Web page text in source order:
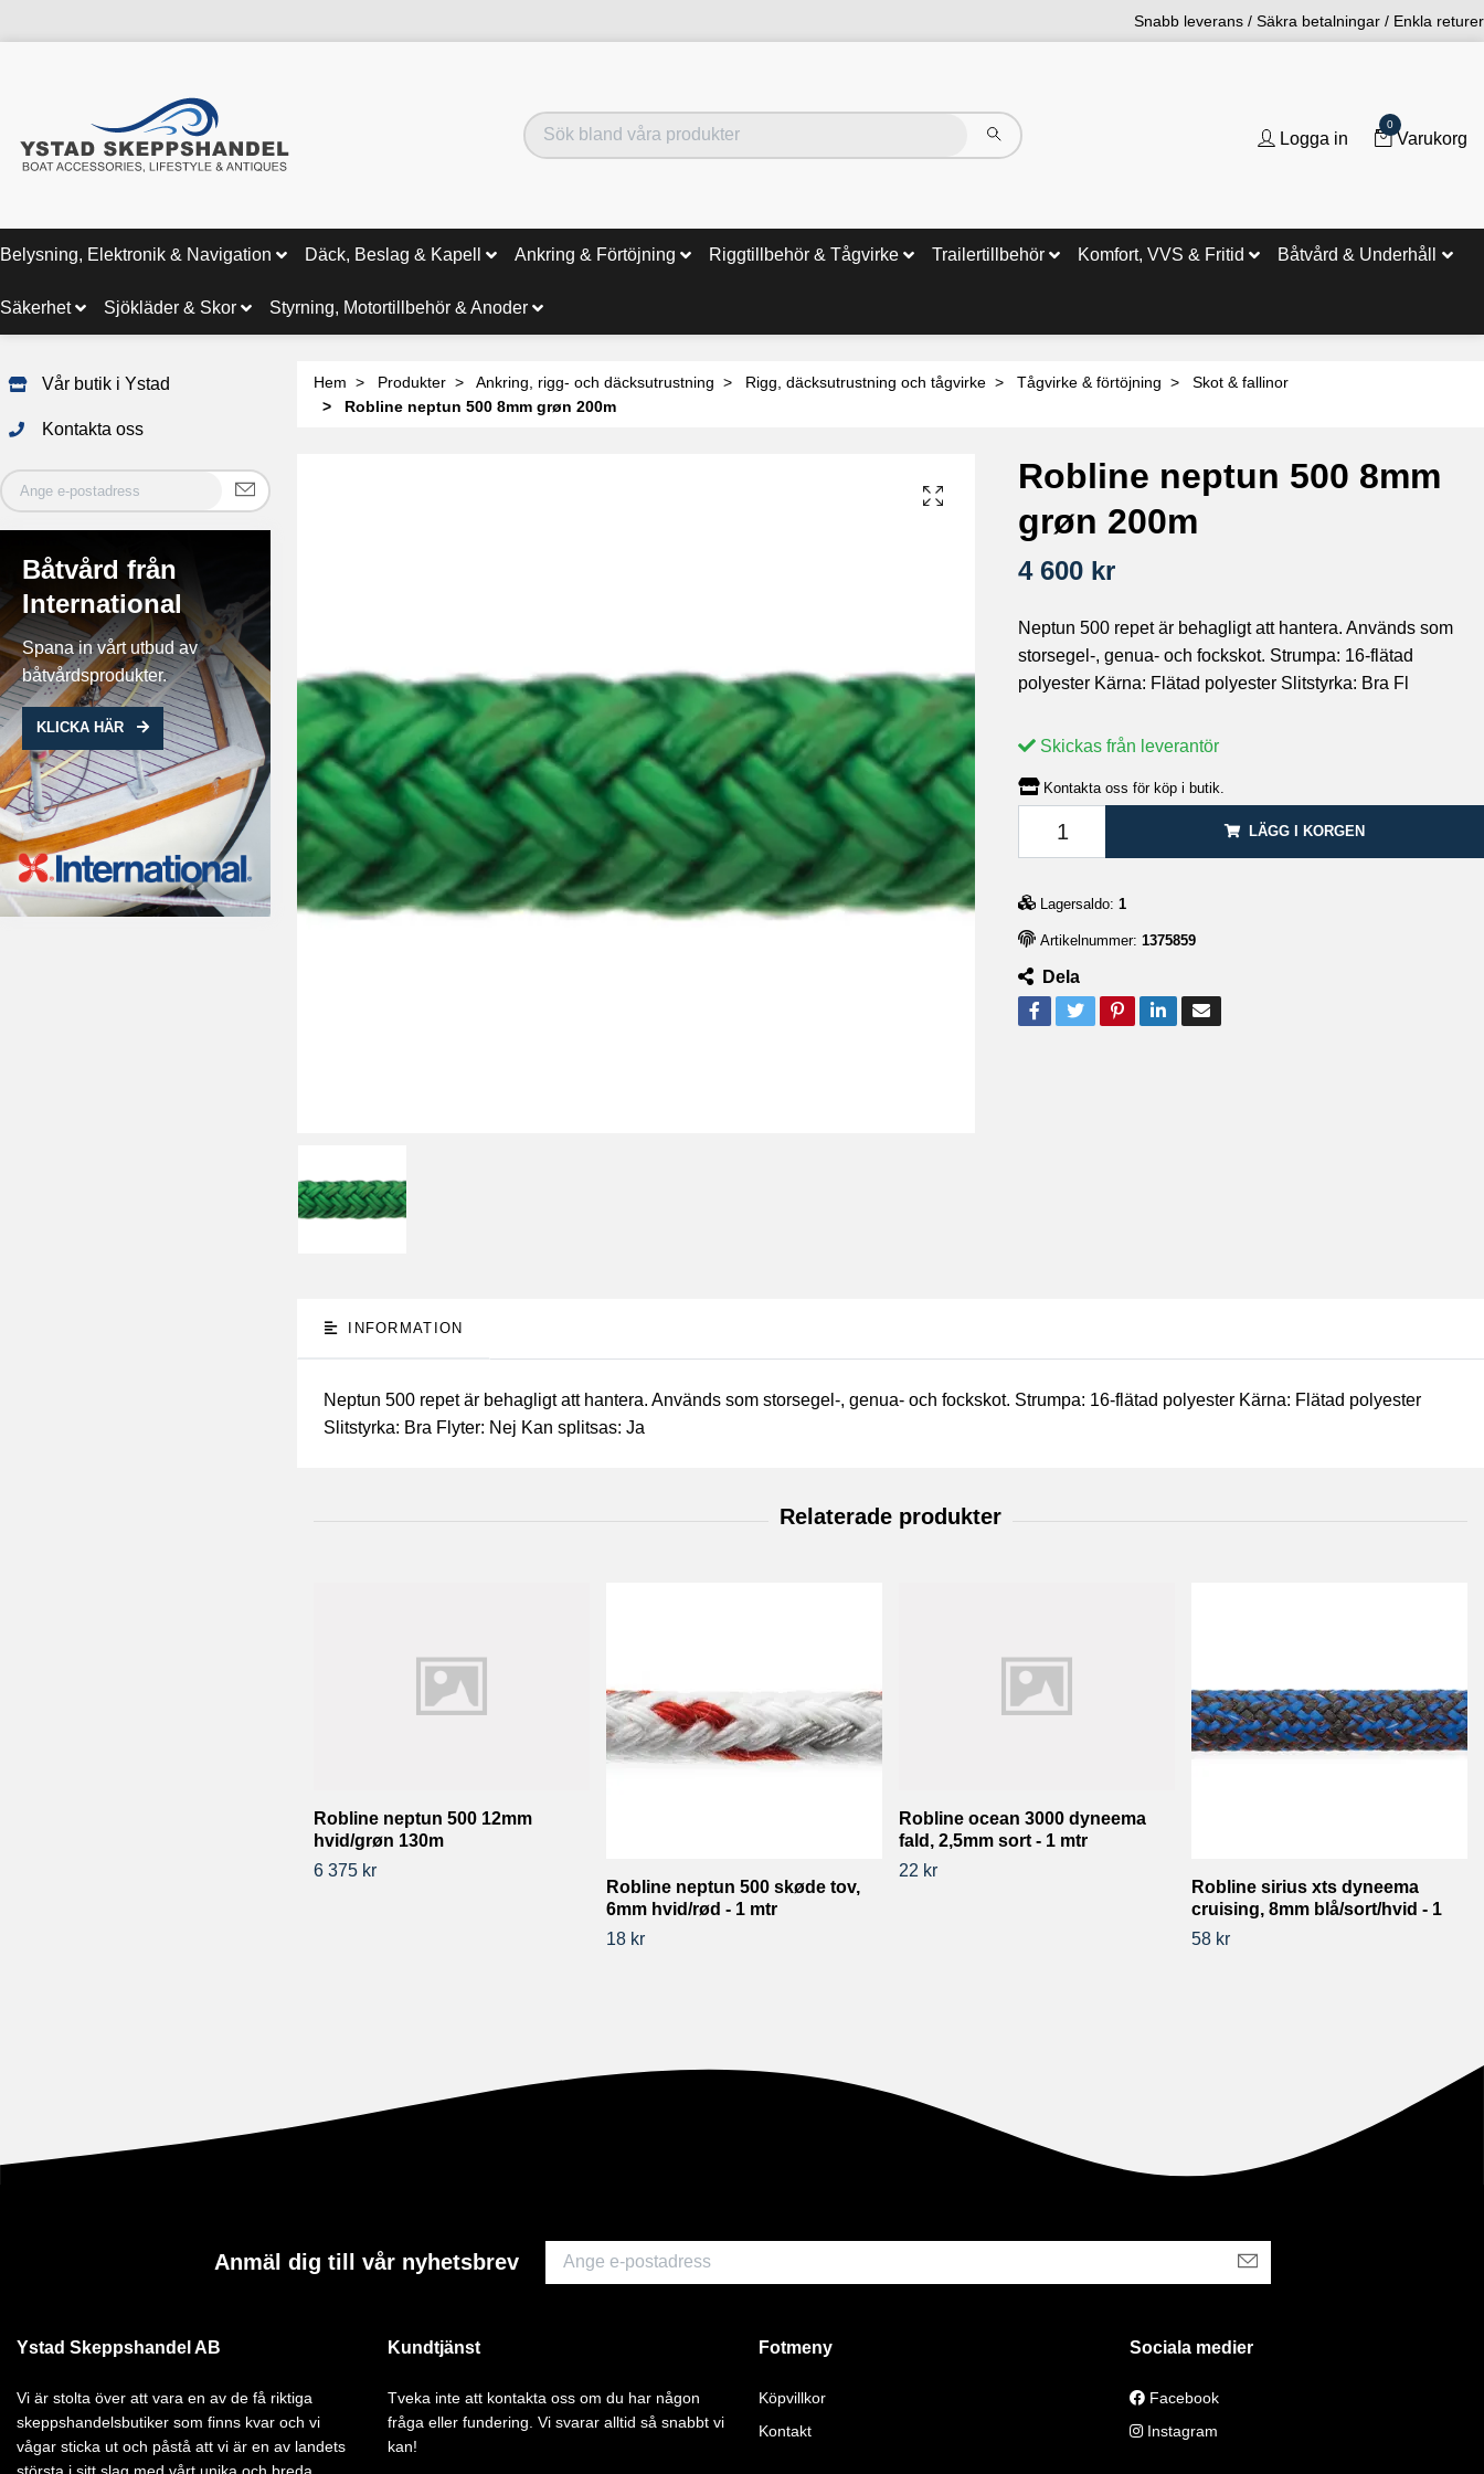
Snabb leverans / Säkra betalningar / Enkla returer
Logga in
0
Varukorg
Belysning, Elektronik & Navigation Däck, Beslag & Kapell Ankring & Förtöjning Riggtillbehör & Tågvirke Trailertillbehör Komfort, VVS & Fritid Båtvård & Underhåll
Säkerhet Sjökläder & Skor Styrning, Motortillbehör & Anoder
Vår butik i Ystad
Kontakta oss
Båtvård från
International
Spana in vårt utbud av
båtvårdsprodukter.
KLICKA HÄR
Hem Produkter Ankring, rigg- och däcksutrustning Rigg, däcksutrustning och tågvirke Tågvirke & förtöjning
Skot & fallinor
Robline neptun 500 8mm grøn 200m
Robline neptun 500 8mm
grøn 200m
4 600 kr
Neptun 500 repet är behagligt att hantera. Används som
storsegel-, genua- och fockskot. Strumpa: 16-flätad
polyester Kärna: Flätad polyester Slitstyrka: Bra Fl
Skickas från leverantör
Kontakta oss för köp i butik.
LÄGG I KORGEN
Lagersaldo: 1
Artikelnummer: 1375859
Dela
INFORMATION
Neptun 500 repet är behagligt att hantera. Används som storsegel-, genua- och fockskot. Strumpa: 16-flätad polyester Kärna: Flätad polyester
Slitstyrka: Bra Flyter: Nej Kan splitsas: Ja
Robline neptun 500 12mm
hvid/grøn 130m
6 375 kr
Robline neptun 500 skøde tov,
6mm hvid/rød - 1 mtr
18 kr
Robline ocean 3000 dyneema
fald, 2,5mm sort - 1 mtr
22 kr
Robline sirius xts dyneema
cruising, 8mm blå/sort/hvid - 1
58 kr
Anmäl dig till vår nyhetsbrev
Ystad Skeppshandel AB
Vi är stolta över att vara en av de få riktiga
skeppshandelsbutiker som finns kvar och vi
vågar sticka ut och påstå att vi är en av landets
Kundtjänst
Tveka inte att kontakta oss om du har någon
fråga eller fundering. Vi svarar alltid så snabbt vi
kan!
Fotmeny
Köpvillkor
Kontakt
Sociala medier
Facebook
Instagram